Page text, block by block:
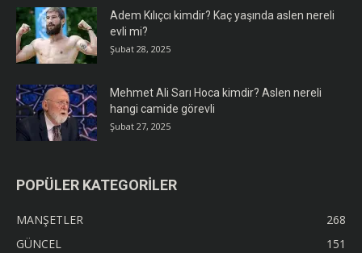
Adem Kılıçcı kimdir? Kaç yaşında aslen nereli
evli mi?
Şubat 28, 2025
Mehmet Ali Sarı Hoca kimdir? Aslen nereli
hangi camide görevli
Şubat 27, 2025
POPÜLER KATEGORİLER
MANŞETLER
268
GÜNCEL
151